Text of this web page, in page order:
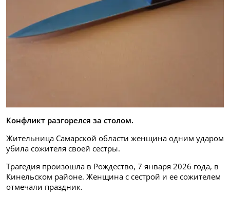
Конфликт разгорелся за столом.
Жительница Самарской области женщина одним ударом
убила сожителя своей сестры.
Трагедия произошла в Рождество, 7 января 2026 года, в
Кинельском районе. Женщина с сестрой и ее сожителем
отмечали праздник.